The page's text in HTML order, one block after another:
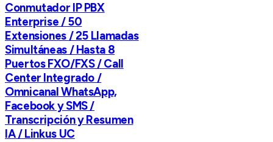
Conmutador IP PBX
Enterprise / 50
Extensiones / 25 Llamadas
Simultáneas / Hasta 8
Puertos FXO/FXS / Call
Center Integrado /
Omnicanal WhatsApp,
Facebook y SMS /
Transcripción y Resumen
IA / Linkus UC